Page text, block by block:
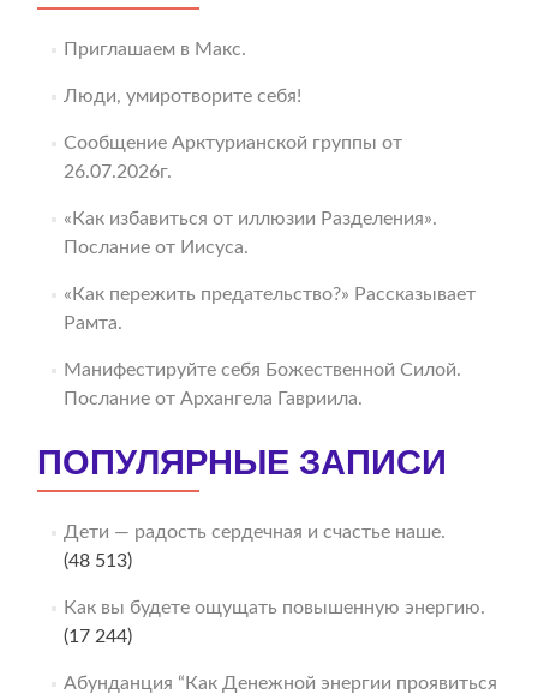
Приглашаем в Макс.
Люди, умиротворите себя!
Сообщение Арктурианской группы от
26.07.2026г.
«Как избавиться от иллюзии Разделения».
Послание от Иисуса.
«Как пережить предательство?» Рассказывает
Рамта.
Манифестируйте себя Божественной Силой.
Послание от Архангела Гавриила.
ПОПУЛЯРНЫЕ ЗАПИСИ
Дети — радость сердечная и счастье наше.
(48 513)
Как вы будете ощущать повышенную энергию.
(17 244)
Абунданция “Как Денежной энергии проявиться